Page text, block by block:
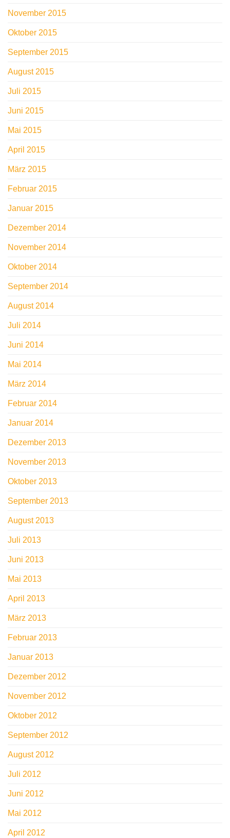
November 2015
Oktober 2015
September 2015
August 2015
Juli 2015
Juni 2015
Mai 2015
April 2015
März 2015
Februar 2015
Januar 2015
Dezember 2014
November 2014
Oktober 2014
September 2014
August 2014
Juli 2014
Juni 2014
Mai 2014
März 2014
Februar 2014
Januar 2014
Dezember 2013
November 2013
Oktober 2013
September 2013
August 2013
Juli 2013
Juni 2013
Mai 2013
April 2013
März 2013
Februar 2013
Januar 2013
Dezember 2012
November 2012
Oktober 2012
September 2012
August 2012
Juli 2012
Juni 2012
Mai 2012
April 2012